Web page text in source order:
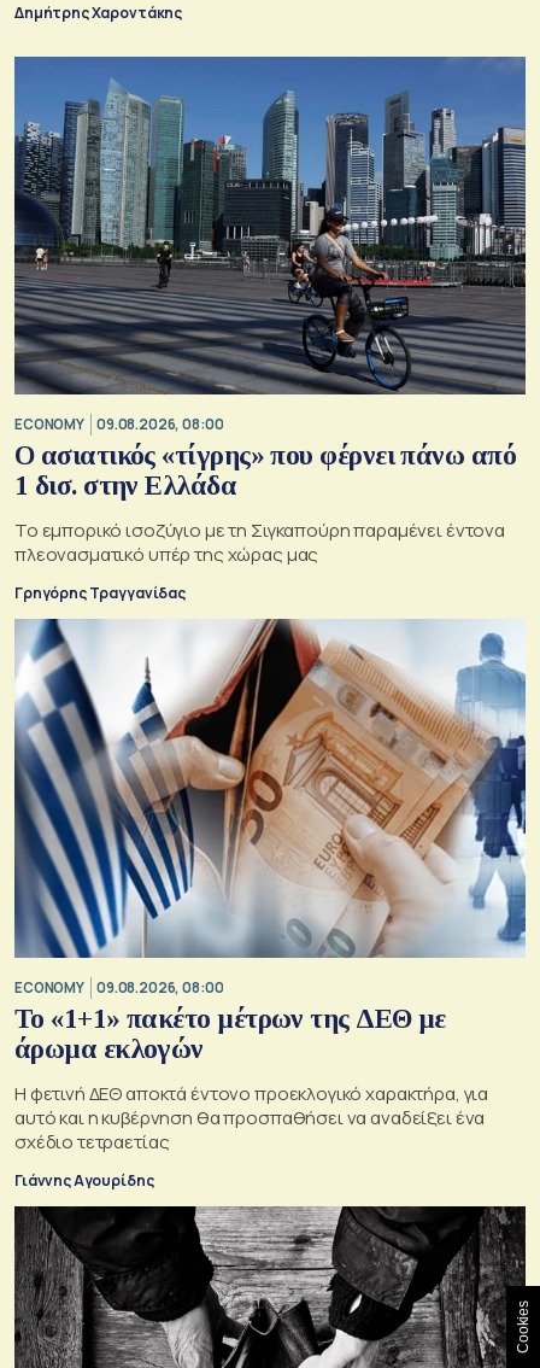
Δημήτρης Χαροντάκης
ECONOMY 09.08.2026, 08:00
Ο ασιατικός «τίγρης» που φέρνει πάνω από
1 δισ. στην Ελλάδα
Το εμπορικό ισοζύγιο με τη Σιγκαπούρη παραμένει έντονα
πλεονασματικό υπέρ της χώρας μας
Γρηγόρης Τραγγανίδας
ECONOMY 09.08.2026, 08:00
Το «1+1» πακέτο μέτρων της ΔΕΘ με
άρωμα εκλογών
Η φετινή ΔΕΘ αποκτά έντονο προεκλογικό χαρακτήρα, για
αυτό και η κυβέρνηση θα προσπαθήσει να αναδείξει ένα
σχέδιο τετραετίας
Γιάννης Αγουρίδης
Cookies